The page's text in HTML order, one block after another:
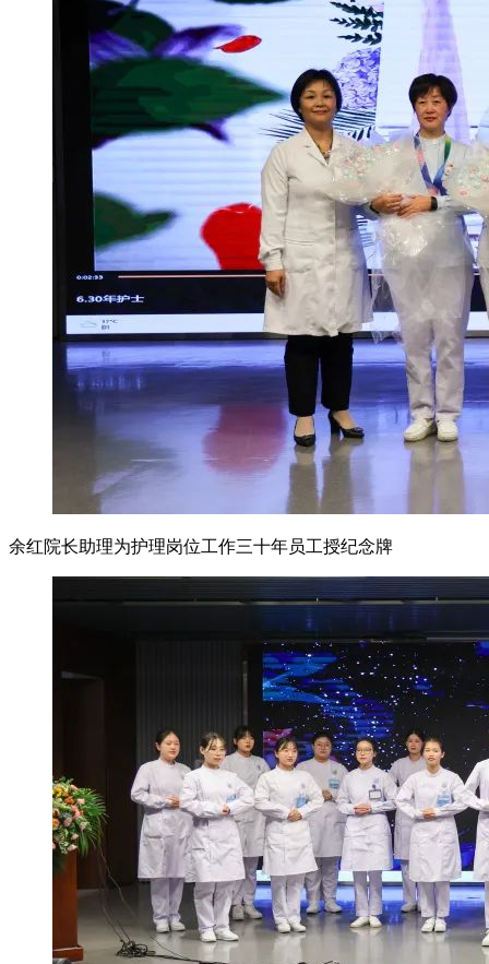
余红院长助理为护理岗位工作三十年员工授纪念牌